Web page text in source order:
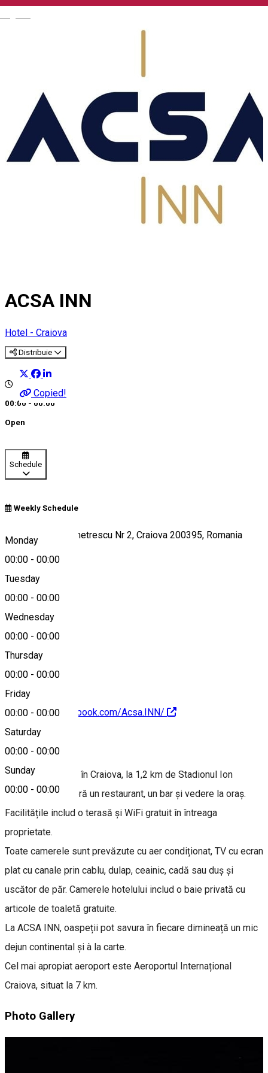
ACSA INN
Hotel - Craiova
Distribuie
Copied!
00:00 - 00:00
Open
Schedule
Weekly Schedule
Monday
00:00 - 00:00
Tuesday
00:00 - 00:00
Wednesday
00:00 - 00:00
Thursday
00:00 - 00:00
Friday
00:00 - 00:00
Saturday
00:00 - 00:00
Sunday
00:00 - 00:00
Strada Traian Demetrescu Nr 2, Craiova 200395, Romania
Map
https://www.facebook.com/Acsa.INN/
About
ACSA INN se află în Craiova, la 1,2 km de Stadionul Ion
Oblemenco și oferă un restaurant, un bar și vedere la oraș.
Facilitățile includ o terasă și WiFi gratuit în întreaga
proprietate.
Toate camerele sunt prevăzute cu aer condiționat, TV cu ecran
plat cu canale prin cablu, dulap, ceainic, cadă sau duș și
uscător de păr. Camerele hotelului includ o baie privată cu
articole de toaletă gratuite.
La ACSA INN, oaspeții pot savura în fiecare dimineață un mic
dejun continental și à la carte.
Cel mai apropiat aeroport este Aeroportul Internațional
Craiova, situat la 7 km.
Photo Gallery